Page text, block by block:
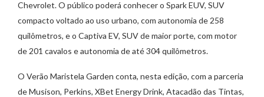
Chevrolet. O público poderá conhecer o Spark EUV, SUV
compacto voltado ao uso urbano, com autonomia de 258
quilômetros, e o Captiva EV, SUV de maior porte, com motor
de 201 cavalos e autonomia de até 304 quilômetros.
O Verão Maristela Garden conta, nesta edição, com a parceria
de Musison, Perkins, XBet Energy Drink, Atacadão das Tintas,